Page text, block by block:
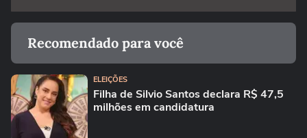
Recomendado para você
ELEIÇÕES
Filha de Silvio Santos declara R$ 47,5
milhões em candidatura